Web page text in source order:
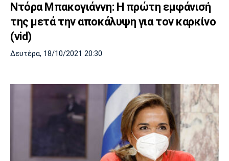
Ντόρα Μπακογιάννη: Η πρώτη εμφάνισή
της μετά την αποκάλυψη για τον καρκίνο
(vid)
Δευτέρα, 18/10/2021 20:30